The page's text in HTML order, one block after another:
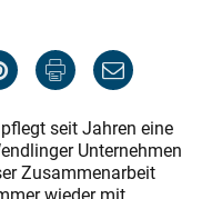
seit Jahren eine
Unternehmen
Zusammenarbeit